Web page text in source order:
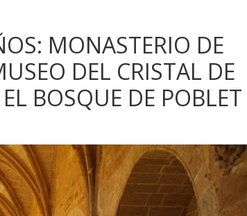
MONASTERIO DE
DEL CRISTAL DE
BOSQUE DE POBLET